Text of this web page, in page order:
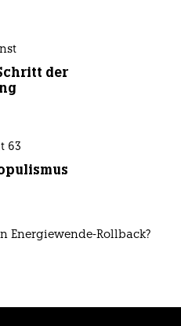
der
63
Energiewende-Rollback?